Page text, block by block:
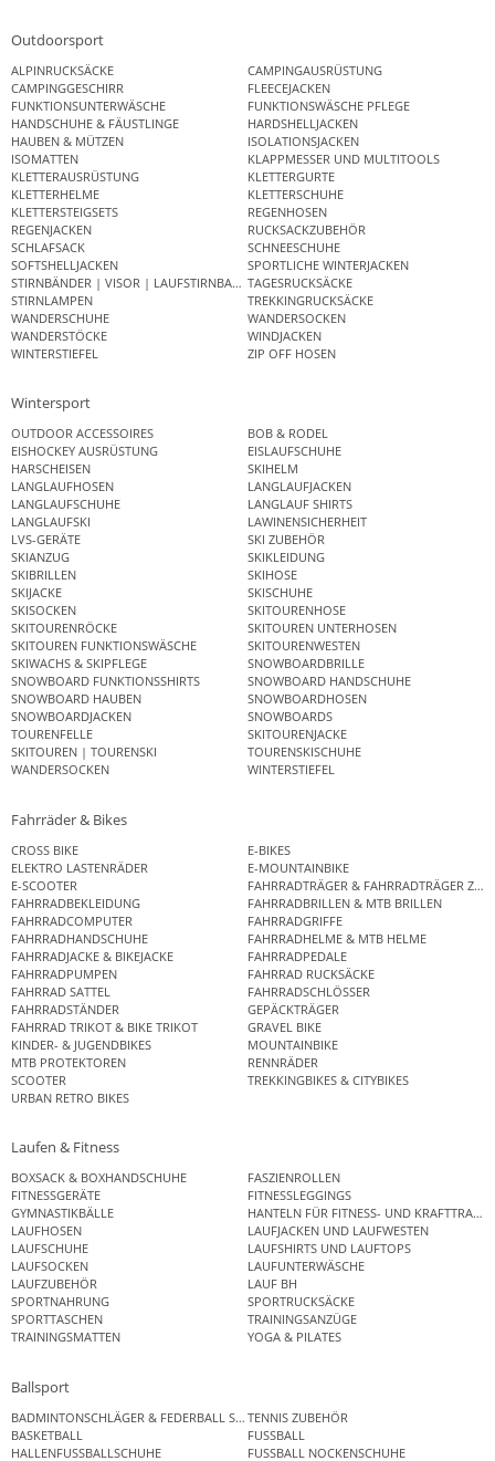
Outdoorsport
ALPINRUCKSÄCKE
CAMPINGAUSRÜSTUNG
CAMPINGGESCHIRR
FLEECEJACKEN
FUNKTIONSUNTERWÄSCHE
FUNKTIONSWÄSCHE PFLEGE
HANDSCHUHE & FÄUSTLINGE
HARDSHELLJACKEN
HAUBEN & MÜTZEN
ISOLATIONSJACKEN
ISOMATTEN
KLAPPMESSER UND MULTITOOLS
KLETTERAUSRÜSTUNG
KLETTERGURTE
KLETTERHELME
KLETTERSCHUHE
KLETTERSTEIGSETS
REGENHOSEN
REGENJACKEN
RUCKSACKZUBEHÖR
SCHLAFSACK
SCHNEESCHUHE
SOFTSHELLJACKEN
SPORTLICHE WINTERJACKEN
STIRNBÄNDER | VISOR | LAUFSTIRNBANDTAGESRUCKSÄCKE
STIRNLAMPEN
TREKKINGRUCKSÄCKE
WANDERSCHUHE
WANDERSOCKEN
WANDERSTÖCKE
WINDJACKEN
WINTERSTIEFEL
ZIP OFF HOSEN
Wintersport
OUTDOOR ACCESSOIRES
BOB & RODEL
EISHOCKEY AUSRÜSTUNG
EISLAUFSCHUHE
HARSCHEISEN
SKIHELM
LANGLAUFHOSEN
LANGLAUFJACKEN
LANGLAUFSCHUHE
LANGLAUF SHIRTS
LANGLAUFSKI
LAWINENSICHERHEIT
LVS-GERÄTE
SKI ZUBEHÖR
SKIANZUG
SKIKLEIDUNG
SKIBRILLEN
SKIHOSE
SKIJACKE
SKISCHUHE
SKISOCKEN
SKITOURENHOSE
SKITOURENRÖCKE
SKITOUREN UNTERHOSEN
SKITOUREN FUNKTIONSWÄSCHE
SKITOURENWESTEN
SKIWACHS & SKIPFLEGE
SNOWBOARDBRILLE
SNOWBOARD FUNKTIONSSHIRTS
SNOWBOARD HANDSCHUHE
SNOWBOARD HAUBEN
SNOWBOARDHOSEN
SNOWBOARDJACKEN
SNOWBOARDS
TOURENFELLE
SKITOURENJACKE
SKITOUREN | TOURENSKI
TOURENSKISCHUHE
WANDERSOCKEN
WINTERSTIEFEL
Fahrräder & Bikes
CROSS BIKE
E-BIKES
ELEKTRO LASTENRÄDER
E-MOUNTAINBIKE
E-SCOOTER
FAHRRADTRÄGER & FAHRRADTRÄGER
FAHRRADBEKLEIDUNG
FAHRRADBRILLEN & MTB BRILLEN
FAHRRADCOMPUTER
FAHRRADGRIFFE
FAHRRADHANDSCHUHE
FAHRRADHELME & MTB HELME
FAHRRADJACKE & BIKEJACKE
FAHRRADPEDALE
FAHRRADPUMPEN
FAHRRAD RUCKSÄCKE
FAHRRAD SATTEL
FAHRRADSCHLÖSSER
FAHRRADSTÄNDER
GEPÄCKTRÄGER
FAHRRAD TRIKOT & BIKE TRIKOT
GRAVEL BIKE
KINDER- & JUGENDBIKES
MOUNTAINBIKE
MTB PROTEKTOREN
RENNRÄDER
SCOOTER
TREKKINGBIKES & CITYBIKES
URBAN RETRO BIKES
Laufen & Fitness
BOXSACK & BOXHANDSCHUHE
FASZIENROLLEN
FITNESSGERÄTE
FITNESSLEGGINGS
GYMNASTIKBÄLLE
HANTELN FÜR FITNESS- UND
LAUFHOSEN
LAUFJACKEN UND LAUFWESTEN
LAUFSCHUHE
LAUFSHIRTS UND LAUFTOPS
LAUFSOCKEN
LAUFUNTERWÄSCHE
LAUFZUBEHÖR
LAUF BH
SPORTNAHRUNG
SPORTRUCKSÄCKE
SPORTTASCHEN
TRAININGSANZÜGE
TRAININGSMATTEN
YOGA & PILATES
Ballsport
BADMINTONSCHLÄGER & FEDERBALL SETSTENNIS ZUBEHÖR
BASKETBALL
FUSSBALL
HALLENFUSSBALLSCHUHE
FUSSBALL NOCKENSCHUHE